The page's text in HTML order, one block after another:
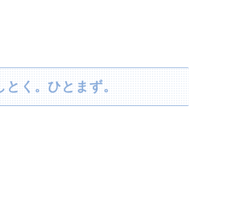
く。ひとまず。